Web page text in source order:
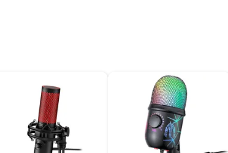
MICROFONOPRO